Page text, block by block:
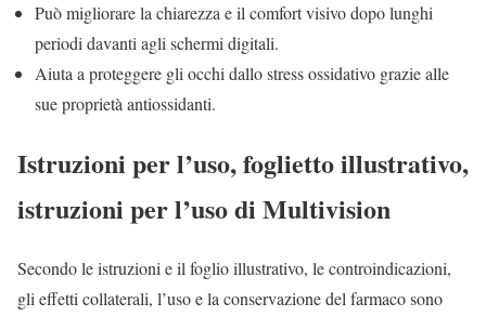
Può migliorare la chiarezza e il comfort visivo dopo lunghi
periodi davanti agli schermi digitali.
Aiuta a proteggere gli occhi dallo stress ossidativo grazie alle
sue proprietà antiossidanti.
Istruzioni per l’uso, foglietto illustrativo,
istruzioni per l’uso di Multivision
Secondo le istruzioni e il foglio illustrativo, le controindicazioni,
gli effetti collaterali, l’uso e la conservazione del farmaco sono